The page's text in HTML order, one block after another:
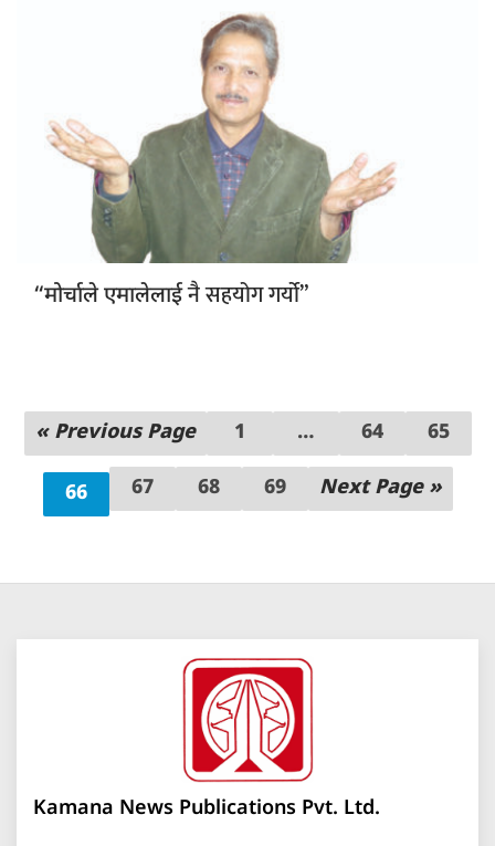
“मोर्चाले एमालेलाईनै सहयोग गर्यो”
« Previous Page 1 … 64 65
66 67 68 69 Next Page »
Kamana News Publications Pvt. Ltd.